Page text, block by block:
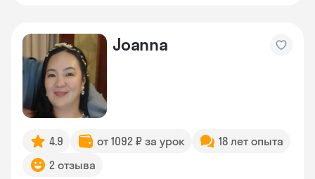
Joanna
4.9 от 1092 ₽ за урок
18 лет опыта
2 отзыва